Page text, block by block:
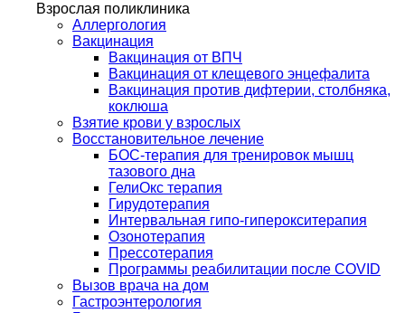
Взрослая поликлиника
Аллергология
Вакцинация
Вакцинация от ВПЧ
Вакцинация от клещевого энцефалита
Вакцинация против дифтерии, столбняка,
коклюша
Взятие крови у взрослых
Восстановительное лечение
БОС-терапия для тренировок мышц
тазового дна
ГелиОкс терапия
Гирудотерапия
Интервальная гипо-гиперокситерапия
Озонотерапия
Прессотерапия
Программы реабилитации после СOVID
Вызов врача на дом
Гастроэнтерология